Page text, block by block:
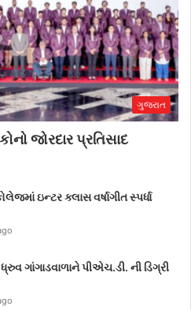
ગુજરાત
જોરદાર પ્રતિસાદ
ઇન્ટર ક્લાસ વર્ષાગીત સ્પર્ધા
ધ્રુવ ગાંગાડવાળાને પીએચ.ડી. ની ડિગ્રી